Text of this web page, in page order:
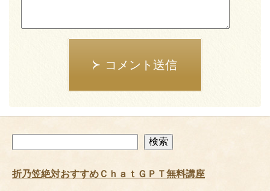
コメント送信
索
検索
折乃笠絶対おすすめＣｈａｔＧＰＴ無料講座